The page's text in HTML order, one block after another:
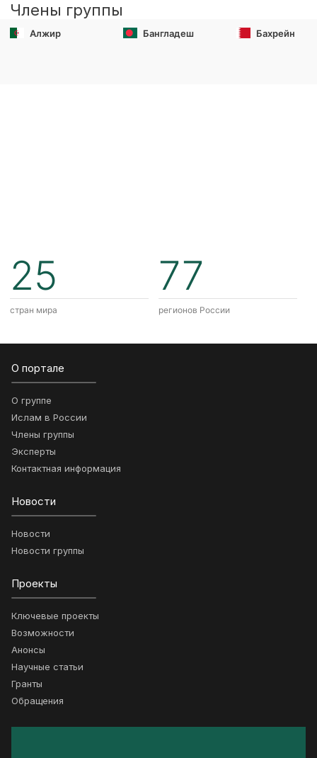
Члены группы
Алжир Бангладеш Бахрейн
25
стран мира
77
регионов России
О портале
О группе
Ислам в России
Члены группы
Эксперты
Контактная информация
Новости
Новости
Новости группы
Проекты
Ключевые проекты
Возможности
Анонсы
Научные статьи
Гранты
Обращения